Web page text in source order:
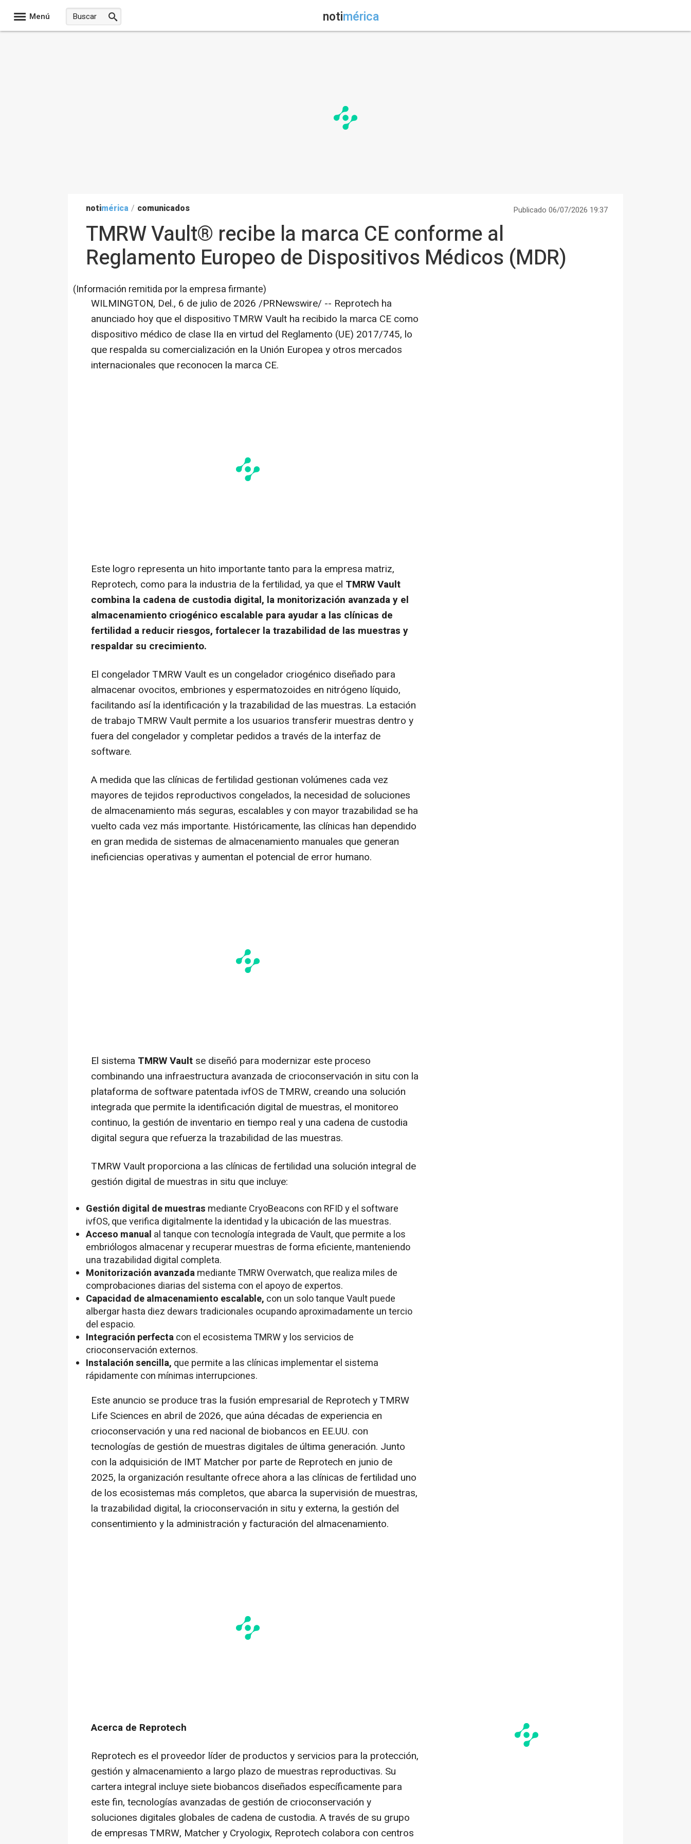
Menú notimérica
notimérica / comunicados Publicado 06/07/2026 19:37
TMRW Vault® recibe la marca CE conforme al
Reglamento Europeo de Dispositivos Médicos (MDR)
(Información remitida por la empresa firmante)
WILMINGTON, Del., 6 de julio de 2026 /PRNewswire/ -- Reprotech ha
anunciado hoy que el dispositivo TMRW Vault ha recibido la marca CE como
dispositivo médico de clase IIa en virtud del Reglamento (UE) 2017/745, lo
que respalda su comercialización en la Unión Europea y otros mercados
internacionales que reconocen la marca CE.
Este logro representa un hito importante tanto para la empresa matriz,
Reprotech, como para la industria de la fertilidad, ya que el TMRW Vault
combina la cadena de custodia digital, la monitorización avanzada y el
almacenamiento criogénico escalable para ayudar a las clínicas de
fertilidad a reducir riesgos, fortalecer la trazabilidad de las muestras y
respaldar su crecimiento.
El congelador TMRW Vault es un congelador criogénico diseñado para
almacenar ovocitos, embriones y espermatozoides en nitrógeno líquido,
facilitando así la identificación y la trazabilidad de las muestras. La estación
de trabajo TMRW Vault permite a los usuarios transferir muestras dentro y
fuera del congelador y completar pedidos a través de la interfaz de
software.
A medida que las clínicas de fertilidad gestionan volúmenes cada vez
mayores de tejidos reproductivos congelados, la necesidad de soluciones
de almacenamiento más seguras, escalables y con mayor trazabilidad se ha
vuelto cada vez más importante. Históricamente, las clínicas han dependido
en gran medida de sistemas de almacenamiento manuales que generan
ineficiencias operativas y aumentan el potencial de error humano.
El sistema TMRW Vault se diseñó para modernizar este proceso
combinando una infraestructura avanzada de crioconservación in situ con la
plataforma de software patentada ivfOS de TMRW, creando una solución
integrada que permite la identificación digital de muestras, el monitoreo
continuo, la gestión de inventario en tiempo real y una cadena de custodia
digital segura que refuerza la trazabilidad de las muestras.
TMRW Vault proporciona a las clínicas de fertilidad una solución integral de
gestión digital de muestras in situ que incluye:
Gestión digital de muestras mediante CryoBeacons con RFID y el software
ivfOS, que verifica digitalmente la identidad y la ubicación de las muestras.
Acceso manual al tanque con tecnología integrada de Vault, que permite a los
embriólogos almacenar y recuperar muestras de forma eficiente, manteniendo
una trazabilidad digital completa.
Monitorización avanzadamediante TMRW Overwatch, que realiza miles de
comprobaciones diarias del sistema con el apoyo de expertos.
Capacidad de almacenamiento escalable, con un solo tanque Vault puede
albergar hasta diez dewars tradicionales ocupando aproximadamente un tercio
del espacio.
Integración perfectacon el ecosistema TMRW y los servicios de
crioconservación externos.
Instalación sencilla, que permite a las clínicas implementar el sistema
rápidamente con mínimas interrupciones.
Este anuncio se produce tras la fusión empresarial de Reprotech y TMRW
Life Sciences en abril de 2026, que aúna décadas de experiencia en
crioconservación y una red nacional de biobancos en EE.UU. con
tecnologías de gestión de muestras digitales de última generación. Junto
con la adquisición de IMT Matcher por parte de Reprotech en junio de
2025, la organización resultante ofrece ahora a las clínicas de fertilidad uno
de los ecosistemas más completos, que abarca la supervisión de muestras,
la trazabilidad digital, la crioconservación in situ y externa, la gestión del
consentimiento y la administración y facturación del almacenamiento.
Acerca de Reprotech
Reprotech es el proveedor líder de productos y servicios para la protección,
gestión y almacenamiento a largo plazo de muestras reproductivas. Su
cartera integral incluye siete biobancos diseñados específicamente para
este fin, tecnologías avanzadas de gestión de crioconservación y
soluciones digitales globales de cadena de custodia. A través de su grupo
de empresas TMRW, Matcher y Cryologix, Reprotech colabora con centros